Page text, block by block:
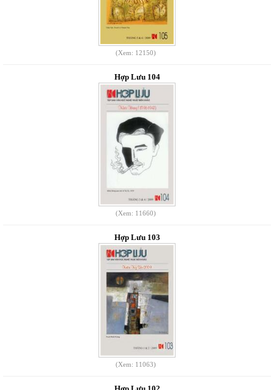
(Xem: 12150)
Hợp Lưu 104
(Xem: 11660)
Hợp Lưu 103
(Xem: 11063)